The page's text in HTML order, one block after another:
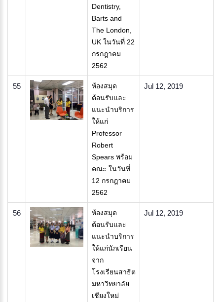
Dentistry,
Barts and
The London,
UK ในวันที่ 22
กรกฎาคม
2562
55
ห้องสมุด
ต้อนรับและ
แนะนำบริการ
ให้แก่
Professor
Robert
Spears พร้อม
คณะ ในวันที่
12 กรกฎาคม
2562
Jul 12, 2019
56
ห้องสมุด
ต้อนรับและ
แนะนำบริการ
ให้แก่นักเรียน
จาก
โรงเรียนสาธิต
มหาวิทยาลัย
เชียงใหม่
Jul 12, 2019